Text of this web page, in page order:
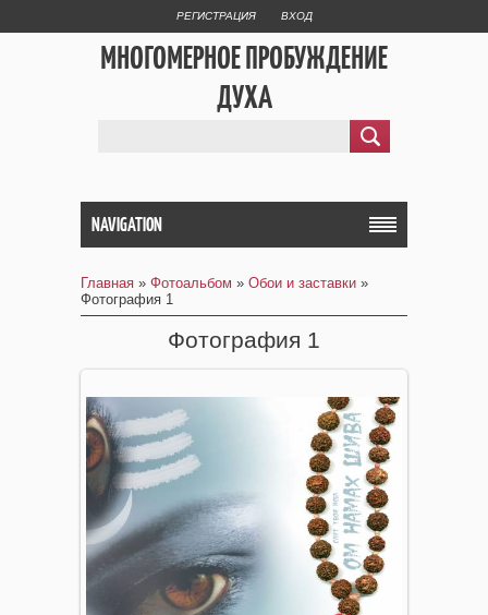
РЕГИСТРАЦИЯ ВХОД
МНОГОМЕРНОЕ ПРОБУЖДЕНИЕ
ДУХА
NAVIGATION
Главная » Фотоальбом » Обои и заставки »
Фотография 1
Фотография 1